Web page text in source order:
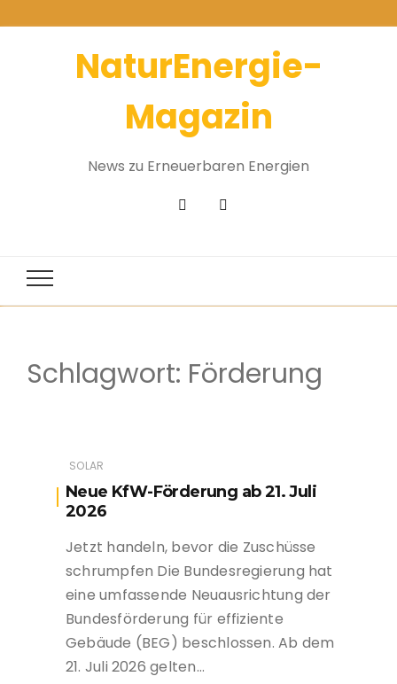
NaturEnergie-
Magazin
News zu Erneuerbaren Energien
Schlagwort: Förderung
SOLAR
Neue KfW-Förderung ab 21. Juli
2026
Jetzt handeln, bevor die Zuschüsse
schrumpfen Die Bundesregierung hat
eine umfassende Neuausrichtung der
Bundesförderung für effiziente
Gebäude (BEG) beschlossen. Ab dem
21. Juli 2026 gelten…